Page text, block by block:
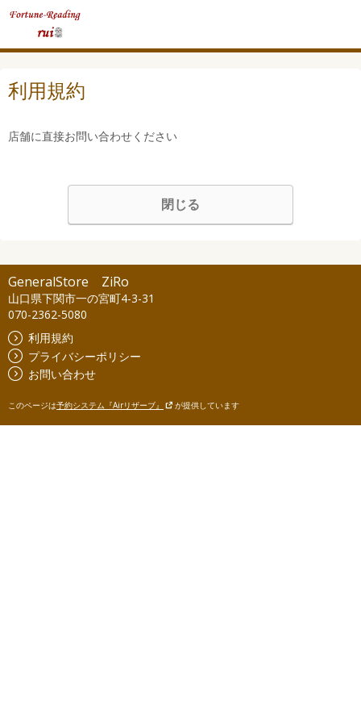
利用規約
店舗に直接お問い合わせください
閉じる
GeneralStore ZiRo
山口県下関市一の宮町4-3-31
070-2362-5080
利用規約
プライバシーポリシー
お問い合わせ
このページは予約システム『Airリザーブ』 が提供しています